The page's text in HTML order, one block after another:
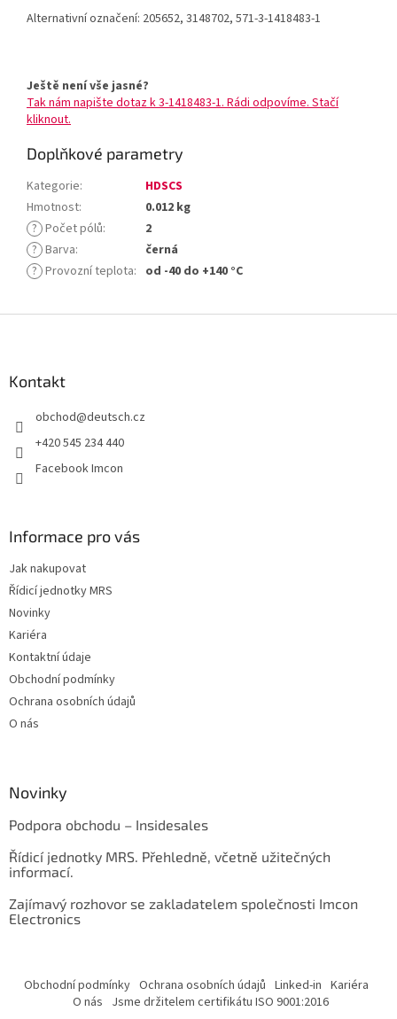
Alternativní označení: 205652, 3148702, 571-3-1418483-1
Ještě není vše jasné?
Tak nám napište dotaz k 3-1418483-1. Rádi odpovíme. Stačí
kliknout.
Doplňkové parametry
Kategorie:
HDSCS
Hmotnost:
0.012 kg
? Počet pólů:
2
? Barva:
černá
? Provozní teplota: od -40 do +140 °C
Kontakt
obchod@deutsch.cz
+420 545 234 440
Facebook Imcon
Informace pro vás
Jak nakupovat
Řídicí jednotky MRS
Novinky
Kariéra
Kontaktní údaje
Obchodní podmínky
Ochrana osobních údajů
O nás
Novinky
Podpora obchodu – Insidesales
Řídicí jednotky MRS. Přehledně, včetně užitečných
informací.
Zajímavý rozhovor se zakladatelem společnosti Imcon
Electronics
Obchodní podmínky Ochrana osobních údajů Linked-in Kariéra
O nás Jsme držitelem certifikátu ISO 9001:2016